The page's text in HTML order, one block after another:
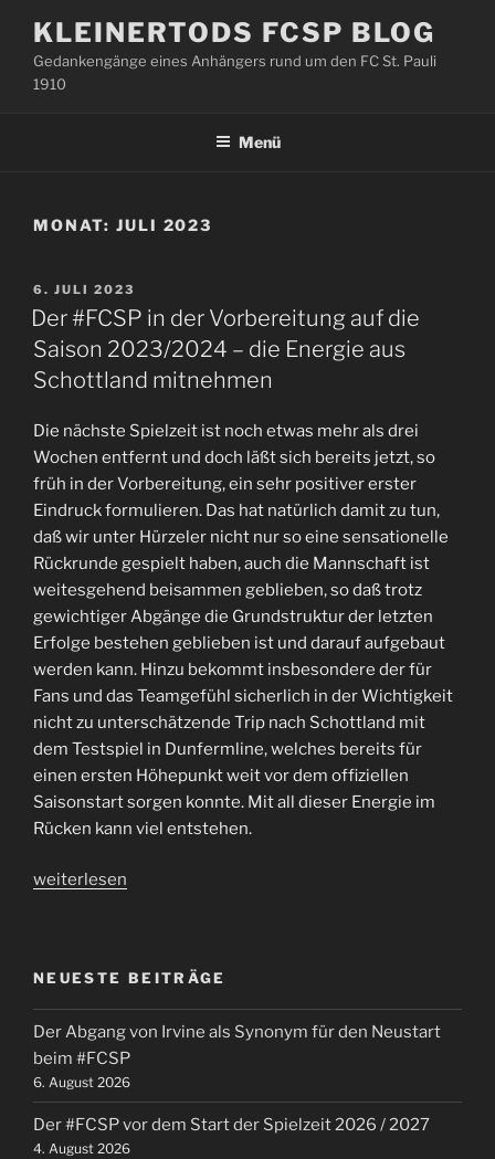
Inhalt
springen
KLEINERTODS FCSP BLOG
Gedankengänge eines Anhängers rund um den FC St. Pauli
1910
Menü
MONAT: JULI 2023
VERÖFFENTLICHT
AM
6. JULI 2023
Der #FCSP in der Vorbereitung auf die
Saison 2023/2024 – die Energie aus
Schottland mitnehmen
Die nächste Spielzeit ist noch etwas mehr als drei
Wochen entfernt und doch läßt sich bereits jetzt, so
früh in der Vorbereitung, ein sehr positiver erster
Eindruck formulieren. Das hat natürlich damit zu tun,
daß wir unter Hürzeler nicht nur so eine sensationelle
Rückrunde gespielt haben, auch die Mannschaft ist
weitesgehend beisammen geblieben, so daß trotz
gewichtiger Abgänge die Grundstruktur der letzten
Erfolge bestehen geblieben ist und darauf aufgebaut
werden kann. Hinzu bekommt insbesondere der für
Fans und das Teamgefühl sicherlich in der Wichtigkeit
nicht zu unterschätzende Trip nach Schottland mit
dem Testspiel in Dunfermline, welches bereits für
einen ersten Höhepunkt weit vor dem offiziellen
Saisonstart sorgen konnte. Mit all dieser Energie im
Rücken kann viel entstehen.
„Der
Vorbereitung
auf
die
Saison
2023/2024
–
die
weiterlesen
NEUESTE BEITRÄGE
Der Abgang von Irvine als Synonym für den Neustart
beim #FCSP
6. August 2026
Der #FCSP vor dem Start der Spielzeit 2026 / 2027
4. August 2026